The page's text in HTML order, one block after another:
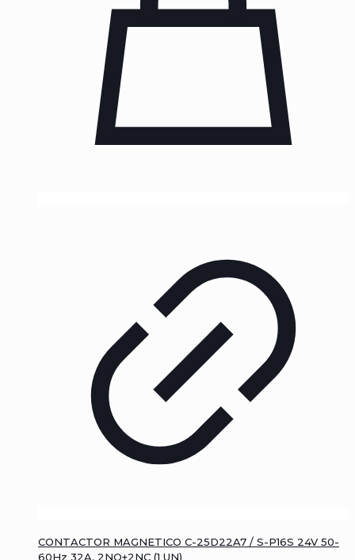
CONTACTOR MAGNETICO C-25D22A7 / S-P16S 24V 50-
60Hz 32A, 2NO+2NC (1 UN)